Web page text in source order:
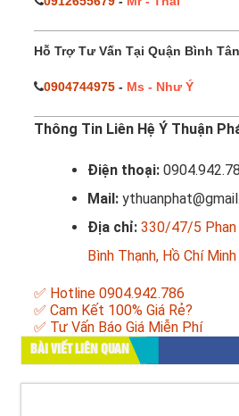
Hỗ Trợ Tư Vấn Tại Quận Bình Tân
0904744975 - Ms - Như Ý
Thông Tin Liên Hệ Ý Thuận
Điện thoại:
Mail:
Địa chỉ: 330/47/5 Phan
Bình Thạnh, Hồ Chí Minh
✅ Hotline 0904.942.786
✅ Cam Kết 100% Giá Rẻ?
✅ Tư Vấn Báo Giá Miễn Phí
BÀI VIẾT LIÊN QUAN